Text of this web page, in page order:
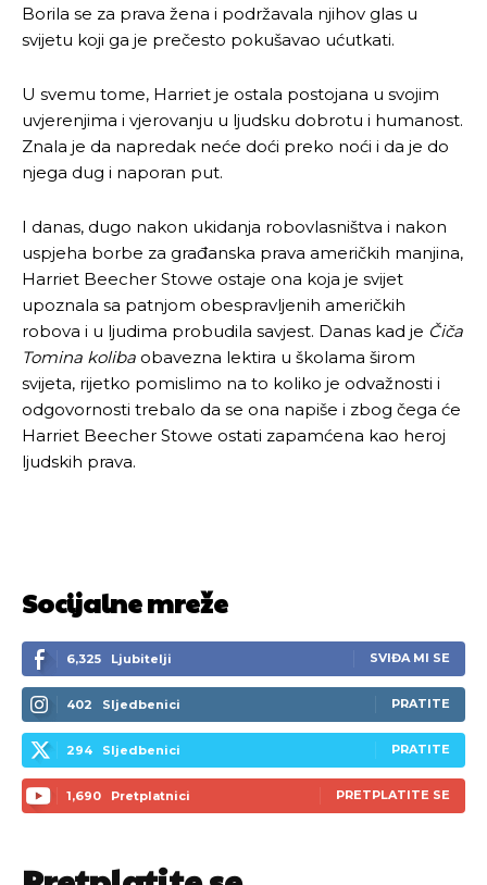
Pusti priču da živi!
Ovim putem želimo da vam se zahvalimo što ste
Pusti priču da živi!
Ovim putem želimo da vam se zahvalimo što ste
Borila se za prava žena i podržavala njihov glas u
svijetu koji ga je prečesto pokušavao ućutkati.
U svemu tome, Harriet je ostala postojana u svojim
uvjerenjima i vjerovanju u ljudsku dobrotu i humanost.
Znala je da napredak neće doći preko noći i da je do
njega dug i naporan put.
I danas, dugo nakon ukidanja robovlasništva i nakon
uspjeha borbe za građanska prava američkih manjina,
Harriet Beecher Stowe ostaje ona koja je svijet
upoznala sa patnjom obespravljenih američkih
robova i u ljudima probudila savjest. Danas kad je Čiča
Tomina koliba obavezna lektira u školama širom
svijeta, rijetko pomislimo na to koliko je odvažnosti i
odgovornosti trebalo da se ona napiše i zbog čega će
Harriet Beecher Stowe ostati zapamćena kao heroj
ljudskih prava.
Socijalne mreže
6,325 Ljubitelji SVIĐA MI SE
402 Sljedbenici PRATITE
294 Sljedbenici PRATITE
1,690 Pretplatnici PRETPLATITE SE